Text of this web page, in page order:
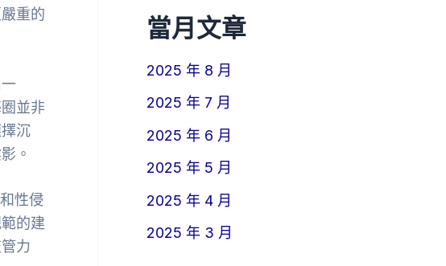
重的
並非
沉
。
性侵
的建
力
當月文章
2025 年 8 月
2025 年 7 月
2025 年 6 月
2025 年 5 月
2025 年 4 月
2025 年 3 月